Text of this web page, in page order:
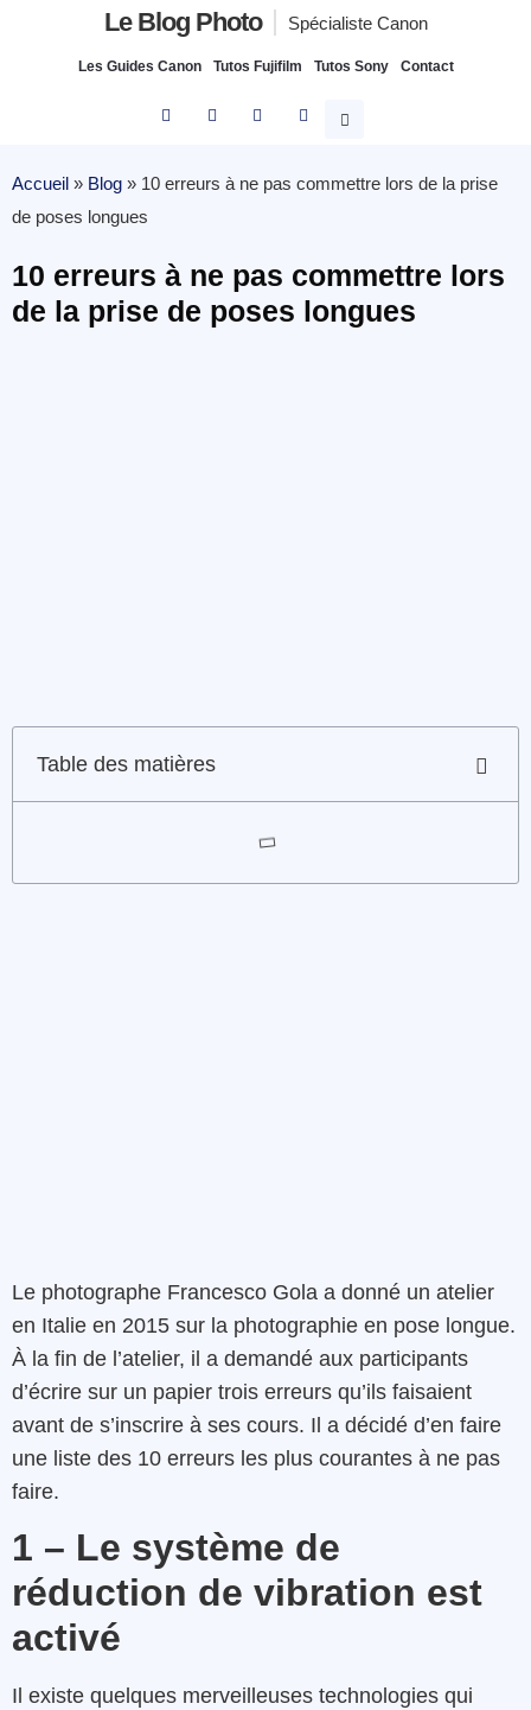
Le Blog Photo Spécialiste Canon
Les Guides Canon Tutos Fujifilm Tutos Sony Contact
Accueil » Blog » 10 erreurs à ne pas commettre lors de la prise
de poses longues
10 erreurs à ne pas commettre lors
de la prise de poses longues
Table des matières
Le photographe Francesco Gola a donné un atelier
en Italie en 2015 sur la photographie en pose longue.
À la fin de l’atelier, il a demandé aux participants
d’écrire sur un papier trois erreurs qu’ils faisaient
avant de s’inscrire à ses cours. Il a décidé d’en faire
une liste des 10 erreurs les plus courantes à ne pas
faire.
1 – Le système de
réduction de vibration est
activé
Il existe quelques merveilleuses technologies qui